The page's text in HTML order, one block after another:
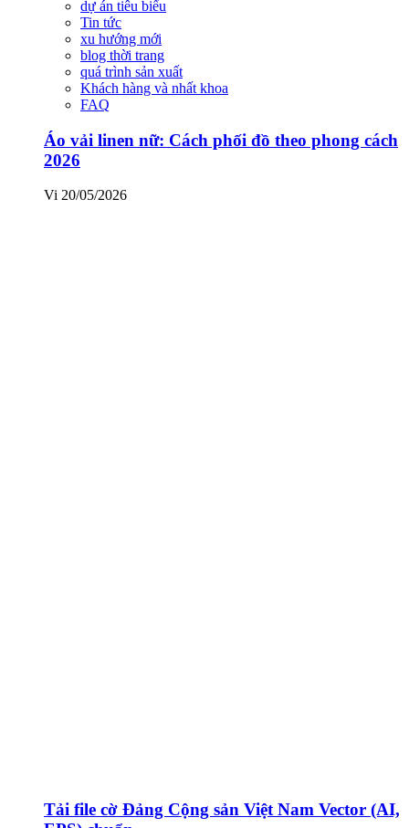
dự án tiêu biểu
Tin tức
xu hướng mới
blog thời trang
quá trình sản xuất
Khách hàng và nhất khoa
FAQ
Áo vải linen nữ: Cách phối đồ theo phong cách
2026
Vi 20/05/2026
Tải file cờ Đảng Cộng sản Việt Nam Vector (AI,